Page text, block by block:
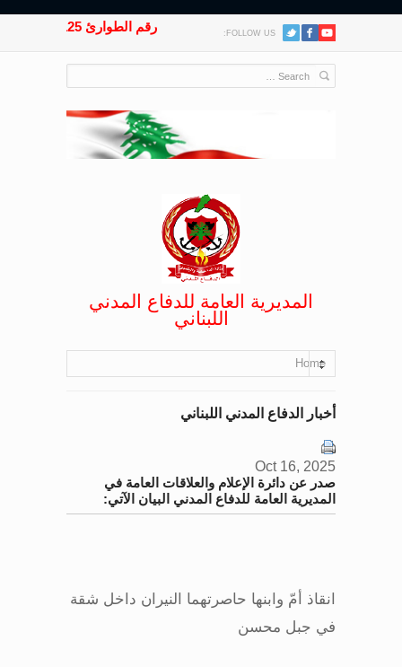
FOLLOW US: رقم الطوارئ 125
المديرية العامة للدفاع المدني
اللبناني
Home
أخبار الدفاع المدني اللبناني
Oct 16, 2025
صدر عن دائرة الإعلام والعلاقات العامة في
المديرية العامة للدفاع المدني البيان الآتي:
انقاذ أمّ وابنها حاصرتهما النيران داخل شقة
في جبل محسن